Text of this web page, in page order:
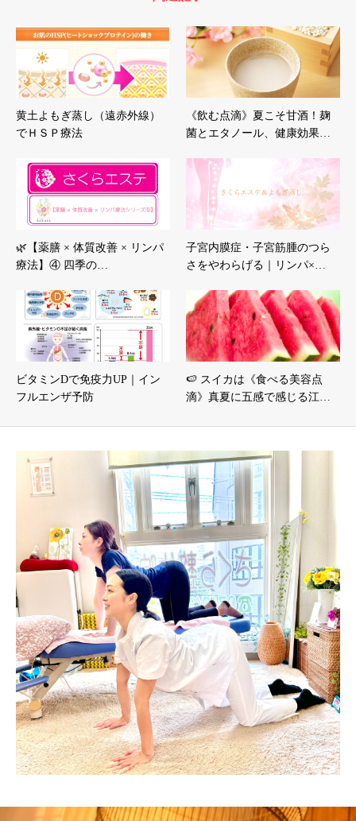
黄土よもぎ蒸し（遠赤外線）
でＨＳＰ療法
《飲む点滴》夏こそ甘酒！麹
菌とエタノール、健康効果…
🌿【薬膳 × 体質改善 × リンパ
療法】④ 四季の…
子宮内膜症・子宮筋腫のつら
さをやわらげる｜リンパ×…
ビタミンDで免疫力UP｜イン
フルエンザ予防
🍉 スイカは《食べる美容点
滴》真夏に五感で感じる江…